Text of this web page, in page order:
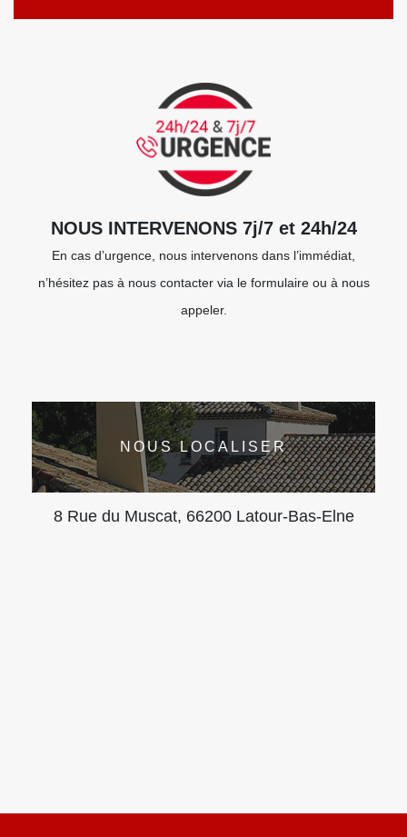
NOUS INTERVENONS 7j/7 et 24h/24
En cas d’urgence, nous intervenons dans l’immédiat,
n’hésitez pas à nous contacter via le formulaire ou à nous
appeler.
NOUS LOCALISER
8 Rue du Muscat, 66200 Latour-Bas-Elne